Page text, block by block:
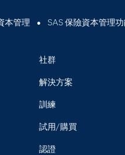
本管理 SAS 保險資本管理
社群
解決方案
訓練
試用/購買
認證